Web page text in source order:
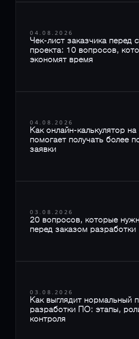
04.08.2026
Чек-лист заказчика перед
проекта: 10 вопросов,
экономят время
04.08.2026
Как онлайн-калькулятор на
помогает получать более
заявки
03.08.2026
20 вопросов, которые
перед заказом разработки
03.08.2026
Как выглядит нормальный
разработки ПО: этапы,
контроля